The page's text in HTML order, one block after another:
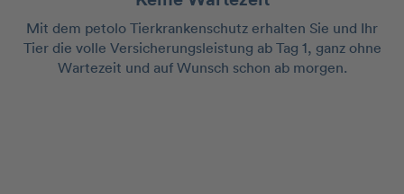
Mit dem petolo Tierkrankenschutz erhalten Sie und Ihr
Tier die volle Versicherungsleistung ab Tag 1, ganz ohne
Wartezeit und auf Wunsch schon ab morgen.